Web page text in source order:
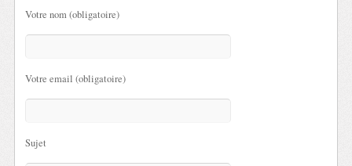
Votre nom (obligatoire)
Votre email (obligatoire)
Sujet